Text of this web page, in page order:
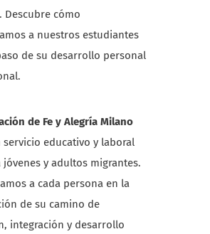
. Descubre cómo
a nuestros estudiantes
de su desarrollo personal
de Fe y Alegría Milano
servicio educativo y laboral
y adultos migrantes.
a cada persona en la
de su camino de
integración y desarrollo